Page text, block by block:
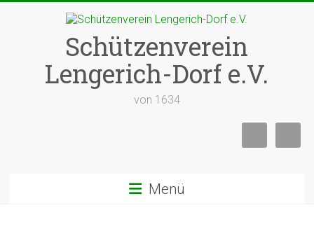
Schützenverein
Lengerich-Dorf e.V.
von 1634
Menü